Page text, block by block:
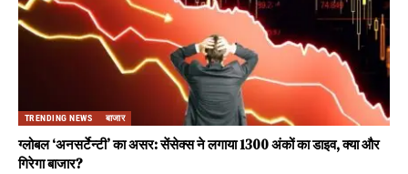
TRENDING NEWS बाजार
ग्लोबल ‘अनसर्टेन्टी’ का असर: सेंसेक्स ने लगाया 1300 अंकों का डाइव, क्या और
गिरेगा बाजार?